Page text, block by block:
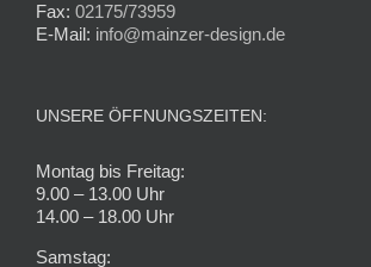
Fax: 02175/73959
E-Mail: info@mainzer-design.de
UNSERE ÖFFNUNGSZEITEN:
Montag bis Freitag:
9.00 – 13.00 Uhr
14.00 – 18.00 Uhr
Samstag: